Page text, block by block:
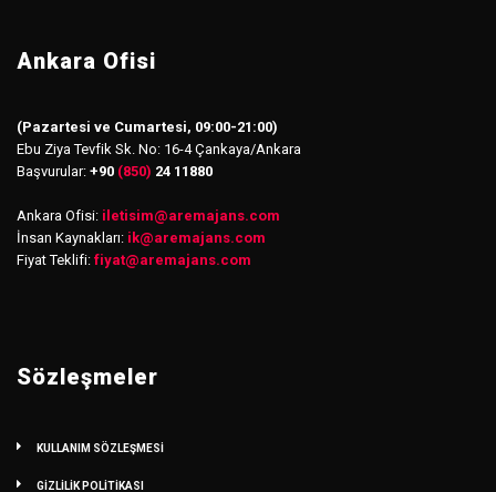
Ankara Ofisi
(Pazartesi ve Cumartesi, 09:00-21:00)
Ebu Ziya Tevfik Sk. No: 16-4 Çankaya/Ankara
Başvurular: +90 (850) 24 11880
Ankara Ofisi: iletisim@aremajans.com
İnsan Kaynakları: ik@aremajans.com
Fiyat Teklifi: fiyat@aremajans.com
Sözleşmeler
KULLANIM SÖZLEŞMESİ
GİZLİLİK POLİTİKASI